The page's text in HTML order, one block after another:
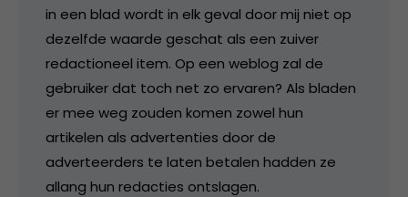
in een blad wordt in elk geval door mij niet op
dezelfde waarde geschat als een zuiver
redactioneel item. Op een weblog zal de
gebruiker dat toch net zo ervaren? Als bladen
er mee weg zouden komen zowel hun
artikelen als advertenties door de
adverteerders te laten betalen hadden ze
allang hun redacties ontslagen.